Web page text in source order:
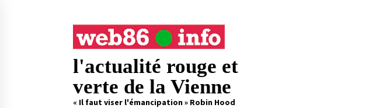
l'actualité rouge et
verte de la Vienne
« Il faut viser l'émancipation » Robin Hood